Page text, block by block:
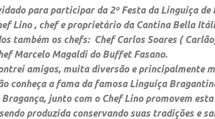
para participar da 2º Festa da Linguiça de
Lino , chef e proprietário da Cantina Bella
também os chefs: Chef Carlos Soares (
Marcelo Magaldido Buffet Fasano.
amigos, muita diversão e principalmente
conheça a fama da famosa Linguiça
junto com o Chef Lino promovem
produzida conservando suas tradições e